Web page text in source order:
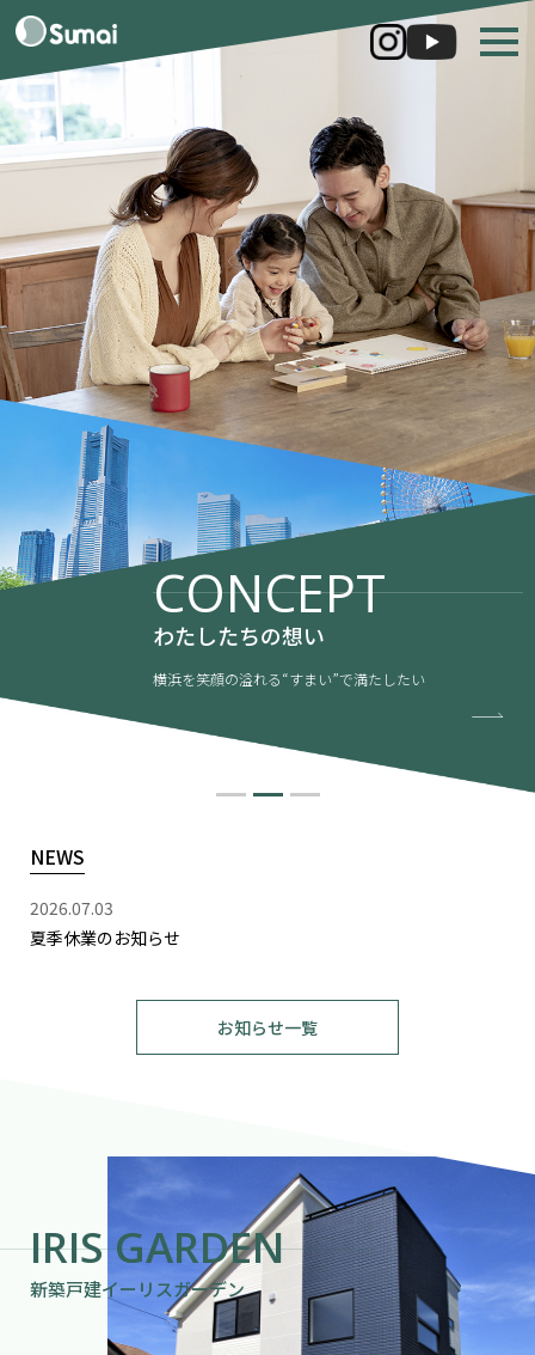
CONCEPT
わたしたちの想い
横浜を笑顔の溢れる“すまい”で満たしたい
NEWS
2026.07.03
夏季休業のお知らせ
お知らせ一覧
IRIS GARDEN
新築戸建イーリスガーデン